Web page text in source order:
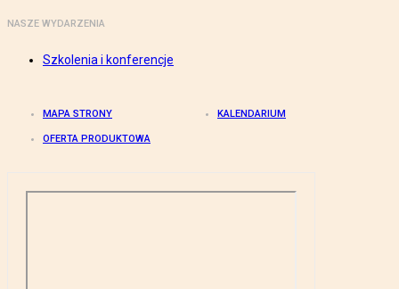
NASZE WYDARZENIA
Szkolenia i konferencje
MAPA STRONY KALENDARIUM
OFERTA PRODUKTOWA